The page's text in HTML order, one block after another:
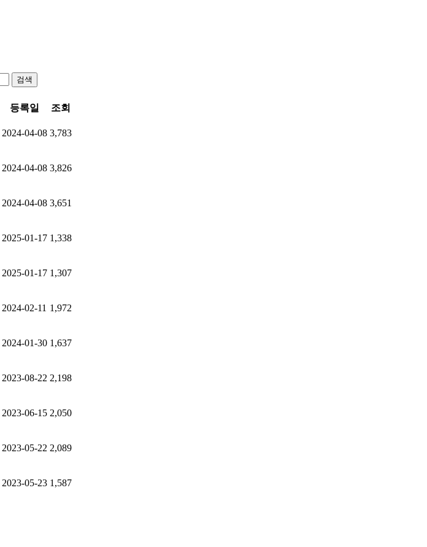
검색
등록일 조회
2024-04-08 3,783
2024-04-08 3,826
2024-04-08 3,651
2025-01-17 1,338
2025-01-17 1,307
2024-02-11 1,972
2024-01-30 1,637
2023-08-22 2,198
2023-06-15 2,050
2023-05-22 2,089
2023-05-23 1,587